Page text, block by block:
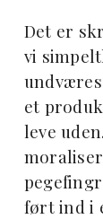
Det er
vi
et
leve
ført ind i